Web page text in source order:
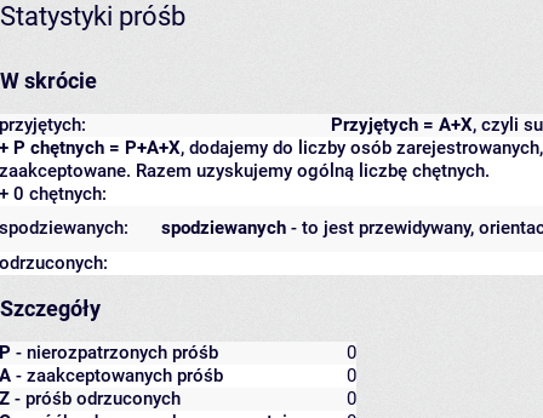
Statystyki próśb
W skrócie
Przyjętych = A+X, czyli
przyjętych:
+ P chętnych = P+A+X, dodajemy do liczby osób
zaakceptowane. Razem uzyskujemy ogólną liczbę chętnych.
+ 0 chętnych:
spodziewanych - to jest przewidywany,
spodziewanych:
odrzuconych:
Szczegóły
P - nierozpatrzonych próśb
0
A - zaakceptowanych próśb
0
Z - próśb odrzuconych
0